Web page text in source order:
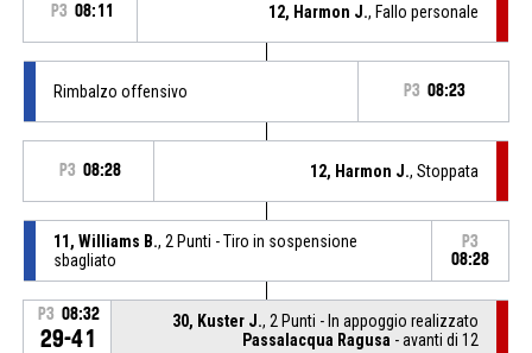
P3 08:11 12, Harmon J., Fallo personale
Rimbalzo offensivo P3 08:23
P3 08:28 12, Harmon J., Stoppata
11, Williams B., 2 Punti - Tiro in sospensione
sbagliato
P3
08:28
P3 08:32
29-41
30, Kuster J., 2 Punti - In appoggio realizzato
Passalacqua Ragusa - avanti di 12